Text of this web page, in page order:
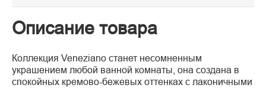
Описание товара
Коллекция Veneziano станет несомненным
украшением любой ванной комнаты, она создана в
спокойных кремово-бежевых оттенках с лаконичными